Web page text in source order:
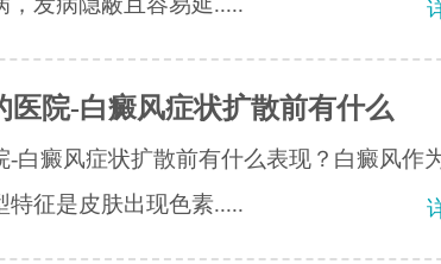
医院-白癜风症状扩散前有什么
-白癜风症状扩散前有什么表现？白癜风作
征是皮肤出现色素.....